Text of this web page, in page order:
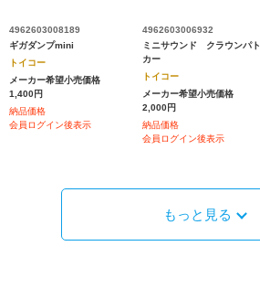
4962603008189
ギガダンプmini
トイコー
メーカー希望小売価格
1,400円
納品価格
会員ログイン後表示
4962603006932
ミニサウンド クラウンパト
カー
トイコー
メーカー希望小売価格
2,000円
納品価格
会員ログイン後表示
もっと見る